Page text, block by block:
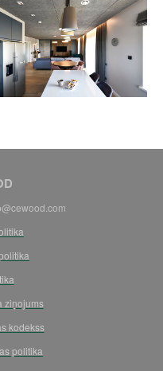
ziņojums
kodekss
politika